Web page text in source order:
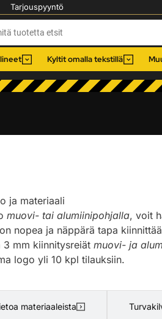
Tarjouspyyntö
Kyltit omalla tekstillä
ja materiaali
muovi- tai alumiinipohjalla, voit
nopea ja näppärä tapa
3 mm kiinnitysreiät muovi- ja
logo yli 10 kpl tilauksiin.
materiaaleista